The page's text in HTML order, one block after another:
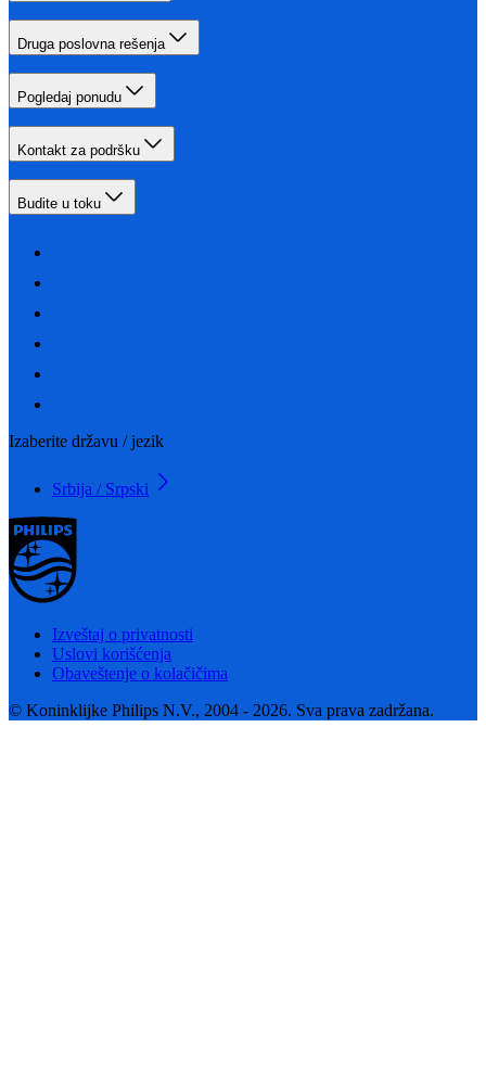
Druga poslovna rešenja
Pogledaj ponudu
Kontakt za podršku
Budite u toku
Izaberite državu / jezik
Srbija / Srpski
Izveštaj o privatnosti
Uslovi korišćenja
Obaveštenje o kolačičima
© Koninklijke Philips N.V., 2004 - 2026. Sva prava zadržana.